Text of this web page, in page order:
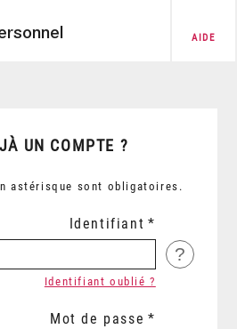
AIDE
UN COMPTE ?
astérisque sont obligatoires.
Identifiant
?
Identifiant oublié ?
Mot de passe